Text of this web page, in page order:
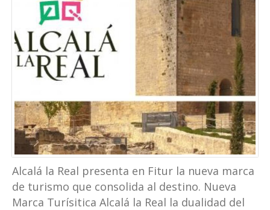
Alcalá la Real presenta en Fitur la nueva marca
de turismo que consolida al destino. Nueva
Marca Turísitica Alcalá la Real la dualidad del